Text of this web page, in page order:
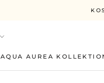
AQUA AUREA